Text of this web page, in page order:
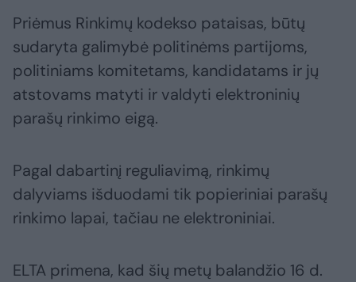
Priėmus Rinkimų kodekso pataisas, būtų
sudaryta galimybė politinėms partijoms,
politiniams komitetams, kandidatams ir jų
atstovams matyti ir valdyti elektroninių
parašų rinkimo eigą.
Pagal dabartinį reguliavimą, rinkimų
dalyviams išduodami tik popieriniai parašų
rinkimo lapai, tačiau ne elektroniniai.
ELTA primena, kad šių metų balandžio 16 d.